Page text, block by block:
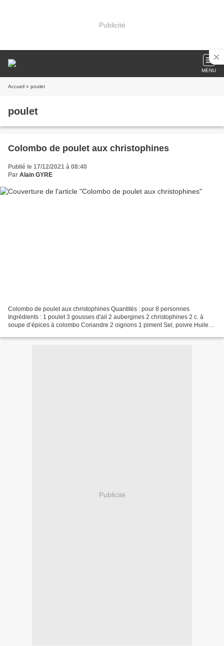
Publicité
MENU
Accueil » poulet
poulet
Colombo de poulet aux christophines
Publié le 17/12/2021 à 08:40
Par Alain GYRE
Colombo de poulet aux christophines Quantités : pour 8 personnes
Ingrédients : 1 poulet 3 gousses d'ail 2 aubergines 2 christophines 2 c. à
soupe d’épices à colombo Coriandre 2 oignons 1 piment Sel, poivre Huile
Publicité